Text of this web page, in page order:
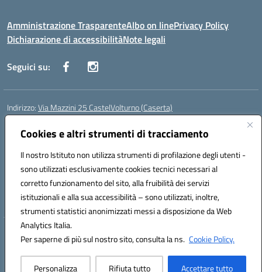
Cookies e altri strumenti di tracciamento
Il nostro Istituto non utilizza strumenti di profilazione degli utenti -
sono utilizzati esclusivamente cookies tecnici necessari al
corretto funzionamento del sito, alla fruibilità dei servizi
istituzionali e alla sua accessibilità – sono utilizzati, inoltre,
strumenti statistici anonimizzati messi a disposizione da Web
Analytics Italia.
Per saperne di più sul nostro sito, consulta la ns. Cookie Policy.
Personalizza Rifiuta tutto Accettare tutto
Amministrazione TrasparenteAlbo on linePrivacy Policy
Dichiarazione di accessibilitàNote legali
Seguici su:
Indirizzo:Via Mazzini 25 CastelVolturno (Caserta)
Centralino:
Posta elettronica certificata (PEC):ceis014005@pec.istruzione.it
Codice fiscale: 93063510619
Codice meccanografico:CEIS014005
Codice Indice delle Pubbliche Amministrazioni (IPA): istsc_ceis014005
Codice unico di fatturazione (CUF): UOU8EW
Hosting & Powered by 3D Solution S.r.l.
Concept & Design by Designers Italia